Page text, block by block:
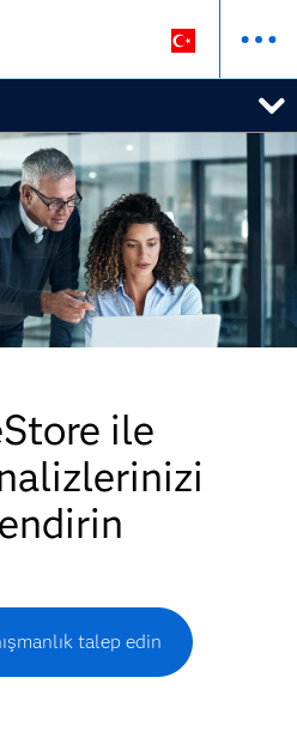
ile
talep edin